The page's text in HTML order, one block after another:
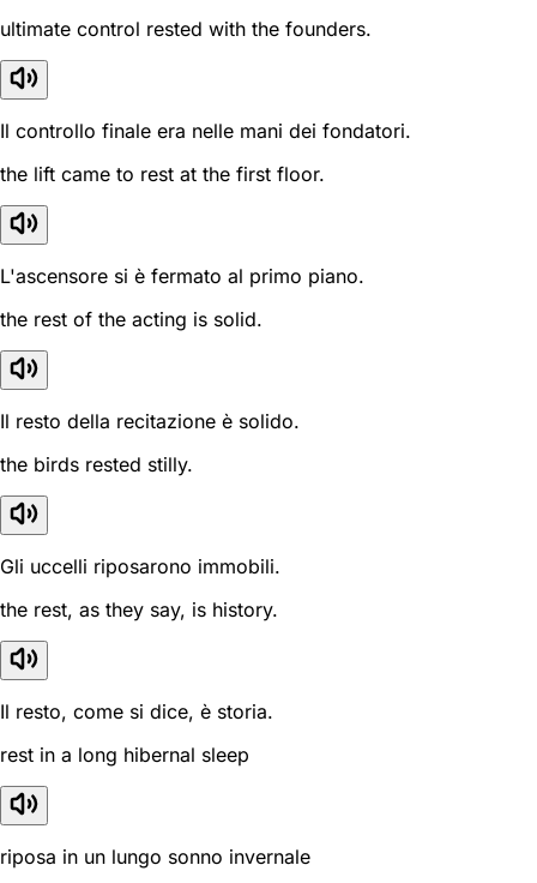
ultimate control rested with the founders.
Il controllo finale era nelle mani dei fondatori.
the lift came to rest at the first floor.
L'ascensore si è fermato al primo piano.
the rest of the acting is solid.
Il resto della recitazione è solido.
the birds rested stilly.
Gli uccelli riposarono immobili.
the rest, as they say, is history.
Il resto, come si dice, è storia.
rest in a long hibernal sleep
riposa in un lungo sonno invernale